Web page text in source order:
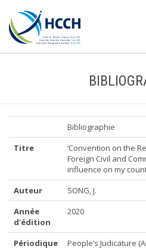
Bibliographie
Titre
‘Convention on the
Foreign Civil and
influence on my
Auteur
SONG, J.
Année
d'édition
2020
Périodique
People’s Judicature